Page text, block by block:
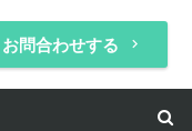
お問合わせする keyboard_arrow_right